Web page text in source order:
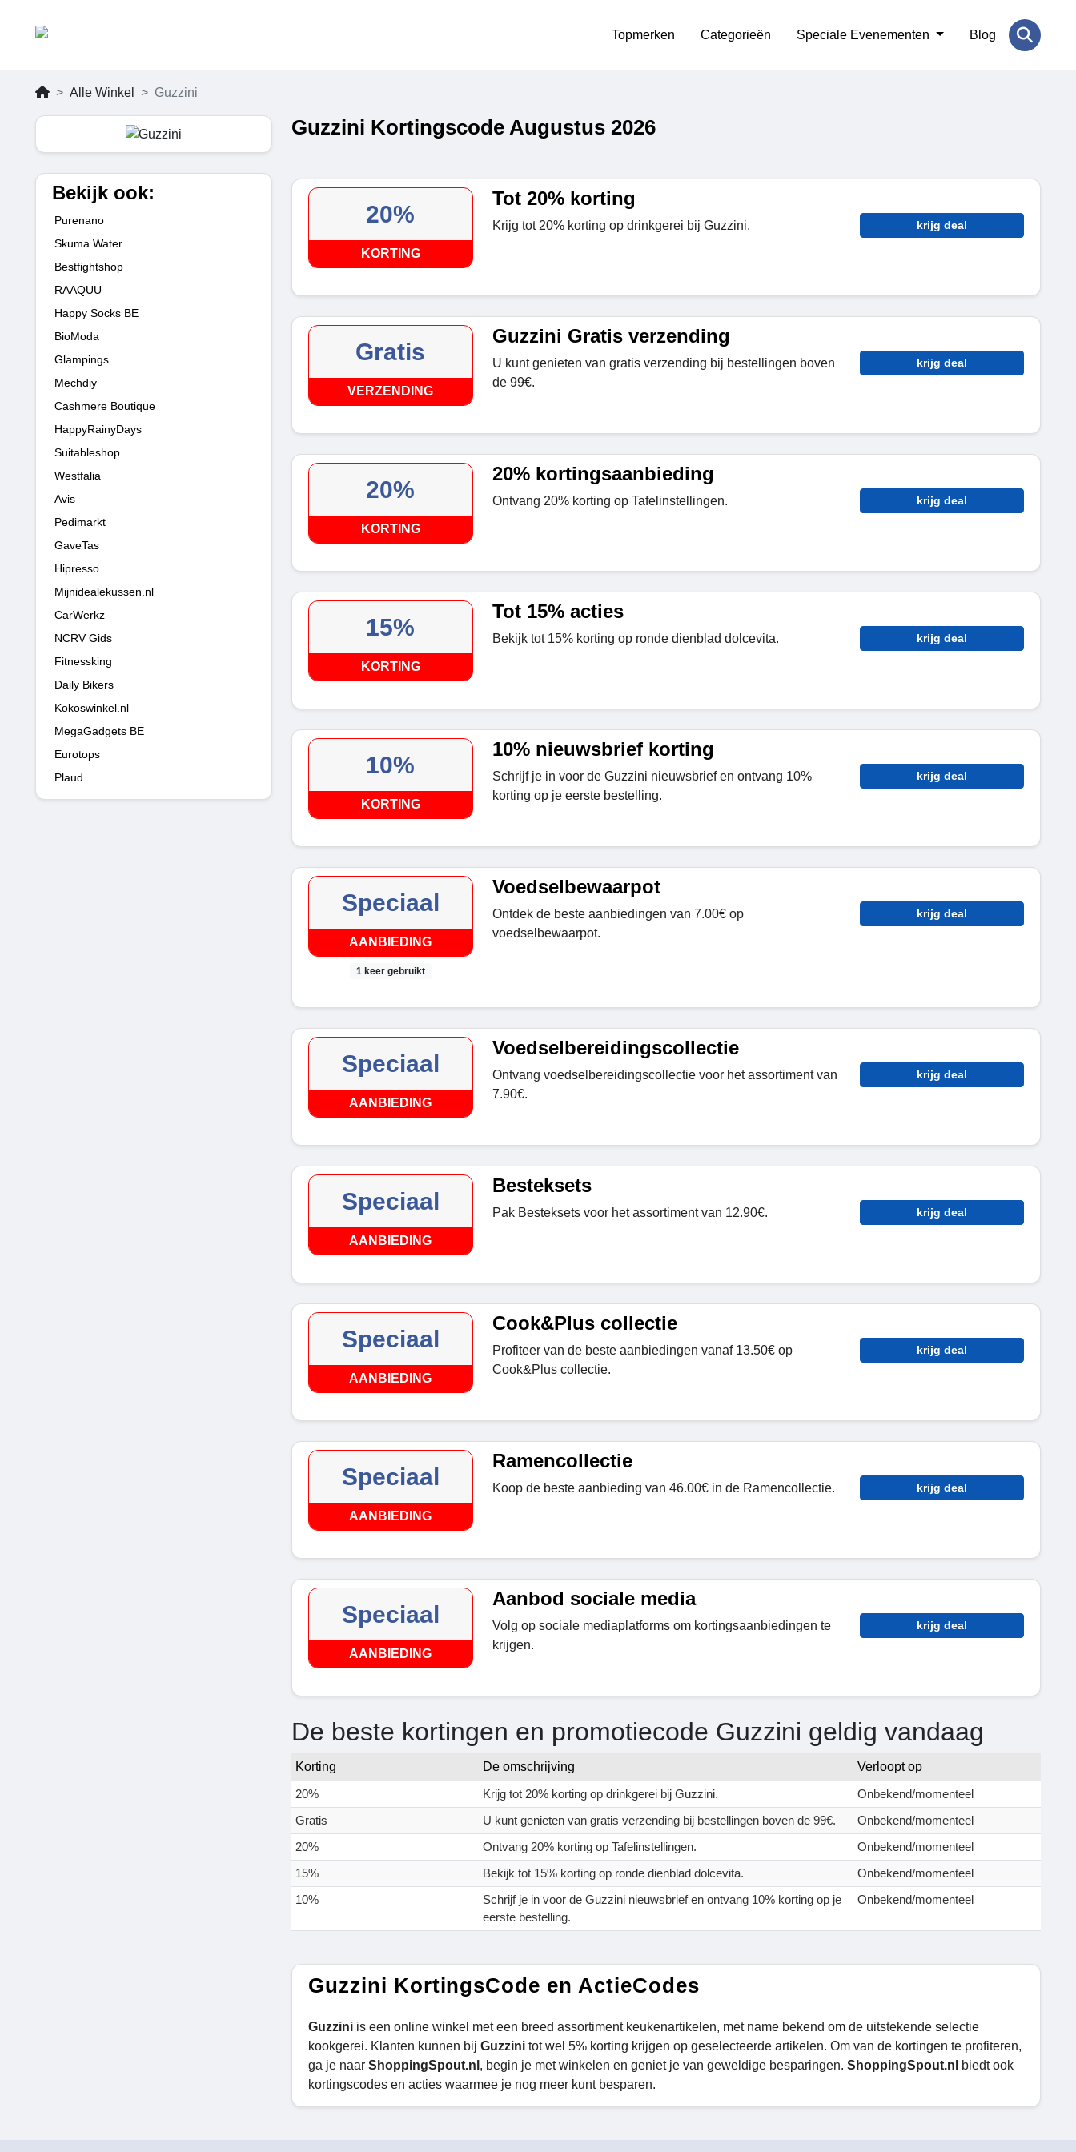
Topmerken Categorieën Speciale Evenementen Blog
Alle Winkel Guzzini
Bekijk ook:
Purenano
Skuma Water
Bestfightshop
RAAQUU
Happy Socks BE
BioModa
Glampings
Mechdiy
Cashmere Boutique
HappyRainyDays
Suitableshop
Westfalia
Avis
Pedimarkt
GaveTas
Hipresso
Mijnidealekussen.nl
CarWerkz
NCRV Gids
Fitnessking
Daily Bikers
Kokoswinkel.nl
MegaGadgets BE
Eurotops
Plaud
Guzzini Kortingscode Augustus 2026
20%
KORTING
Tot 20% korting
Krijg tot 20% korting op drinkgerei bij Guzzini. krijg deal
Gratis
VERZENDING
Guzzini Gratis verzending
U kunt genieten van gratis verzending bij bestellingen boven
de 99€.
krijg deal
20%
KORTING
20% kortingsaanbieding
Ontvang 20% korting op Tafelinstellingen. krijg deal
15%
KORTING
Tot 15% acties
Bekijk tot 15% korting op ronde dienblad dolcevita. krijg deal
10%
KORTING
10% nieuwsbrief korting
Schrijf je in voor de Guzzini nieuwsbrief en ontvang 10%
korting op je eerste bestelling.
krijg deal
Speciaal
AANBIEDING
1 keer gebruikt
Voedselbewaarpot
Ontdek de beste aanbiedingen van 7.00€ op
voedselbewaarpot.
krijg deal
Speciaal
AANBIEDING
Voedselbereidingscollectie
Ontvang voedselbereidingscollectie voor het assortiment van
7.90€.
krijg deal
Speciaal
AANBIEDING
Besteksets
Pak Besteksets voor het assortiment van 12.90€. krijg deal
Speciaal
AANBIEDING
Cook&Plus collectie
Profiteer van de beste aanbiedingen vanaf 13.50€ op
Cook&Plus collectie.
krijg deal
Speciaal
AANBIEDING
Ramencollectie
Koop de beste aanbieding van 46.00€ in de Ramencollectie. krijg deal
Speciaal
AANBIEDING
Aanbod sociale media
Volg op sociale mediaplatforms om kortingsaanbiedingen te
krijgen.
krijg deal
De beste kortingen en promotiecode Guzzini geldig vandaag
Korting De omschrijving
Verloopt op
20%
Krijg tot 20% korting op drinkgerei bij Guzzini.
Onbekend/momenteel
Gratis
U kunt genieten van gratis verzending bij bestellingen boven de 99€.
Onbekend/momenteel
20%
Ontvang 20% korting op Tafelinstellingen.
Onbekend/momenteel
15%
Bekijk tot 15% korting op ronde dienblad dolcevita.
Onbekend/momenteel
10%
Schrijf je in voor de Guzzini nieuwsbrief en ontvang 10% korting op je
eerste bestelling.
Onbekend/momenteel
Guzzini KortingsCode en ActieCodes
Guzzini is een online winkel met een breed assortiment keukenartikelen, met name bekend om de uitstekende selectie
kookgerei. Klanten kunnen bij Guzzini tot wel 5% korting krijgen op geselecteerde artikelen. Om van de kortingen te profiteren,
ga je naar ShoppingSpout.nl , begin je met winkelen en geniet je van geweldige besparingen. ShoppingSpout.nl
biedt ook
kortingscodes en acties waarmee je nog meer kunt besparen.